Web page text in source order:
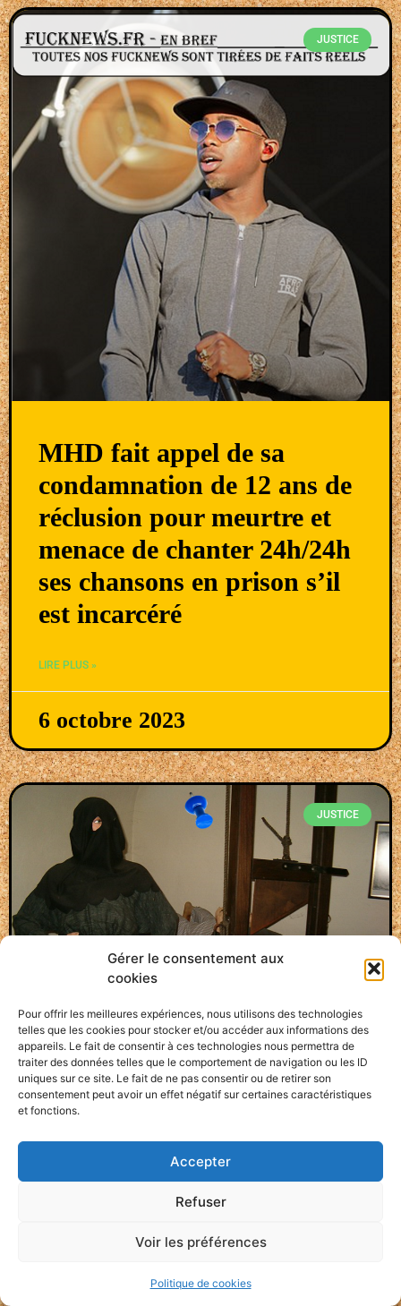
Gérer le consentement aux
cookies
Pour offrir les meilleures expériences, nous utilisons des technologies
telles que les cookies pour stocker et/ou accéder aux informations des
appareils. Le fait de consentir à ces technologies nous permettra de
traiter des données telles que le comportement de navigation ou les ID
uniques sur ce site. Le fait de ne pas consentir ou de retirer son
consentement peut avoir un effet négatif sur certaines caractéristiques
et fonctions.
Accepter
Refuser
Voir les préférences
Politique de cookies
JUSTICE
MHD fait appel de sa
condamnation de 12 ans de
réclusion pour meurtre et
menace de chanter 24h/24h
ses chansons en prison s’il
est incarcéré
LIRE PLUS »
6 octobre 2023
JUSTICE
Alès : Il menaçait de
trancher la tête du maire,
un prévenu s’en tire
seulement avec de la prison
avec sursis. Pour remercier
la justice, il promet